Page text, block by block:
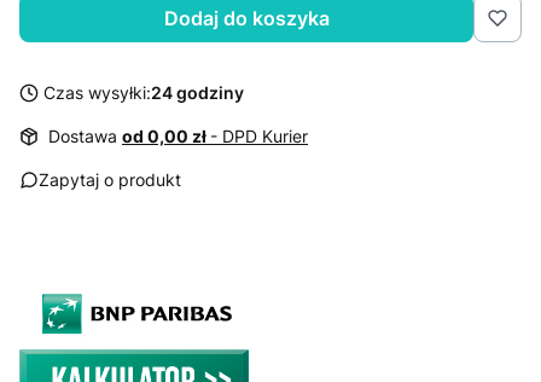
Dodaj do koszyka
Czas wysyłki:24 godziny
Dostawa od 0,00 zł - DPD Kurier
Zapytaj o produkt